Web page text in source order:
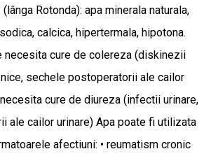
Rotonda): apa minerala naturala,
calcica, hipertermala, hipotona.
necesita cure de colereza (diskinezii
sechele postoperatorii ale cailor
cure de diureza (infectii urinare,
ale cailor urinare) Apa poate fi utilizata
afectiuni: • reumatism cronic